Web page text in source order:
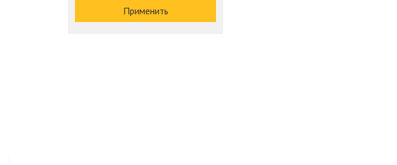
Применить